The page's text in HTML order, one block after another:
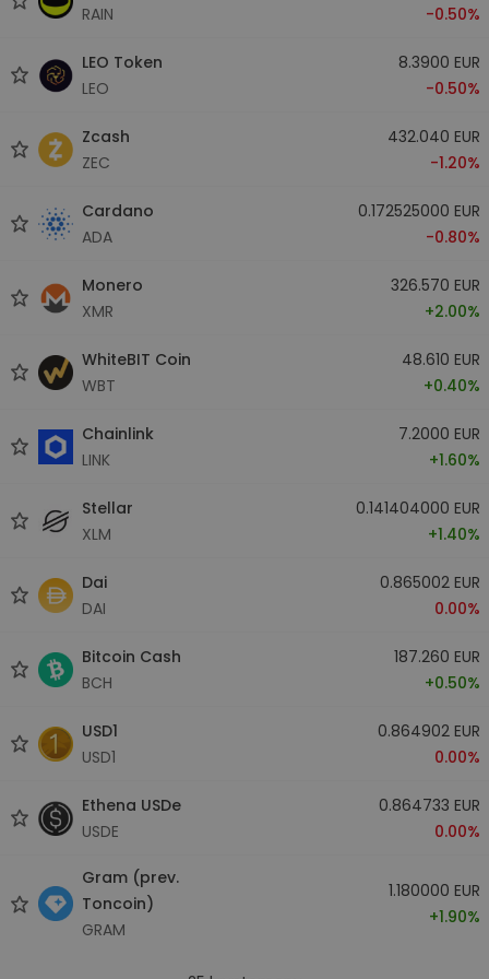
RAIN
-0.50%
LEO Token
LEO
8.3900 EUR
-0.50%
Zcash
ZEC
432.040 EUR
-1.20%
Cardano
ADA
0.172525000 EUR
-0.80%
Monero
XMR
326.570 EUR
+2.00%
WhiteBIT Coin
WBT
48.610 EUR
+0.40%
Chainlink
LINK
7.2000 EUR
+1.60%
Stellar
XLM
0.141404000 EUR
+1.40%
Dai
DAI
0.865002 EUR
0.00%
Bitcoin Cash
BCH
187.260 EUR
+0.50%
USD1
USD1
0.864902 EUR
0.00%
Ethena USDe
USDE
0.864733 EUR
0.00%
Gram (prev.
Toncoin)
GRAM
1.180000 EUR
+1.90%